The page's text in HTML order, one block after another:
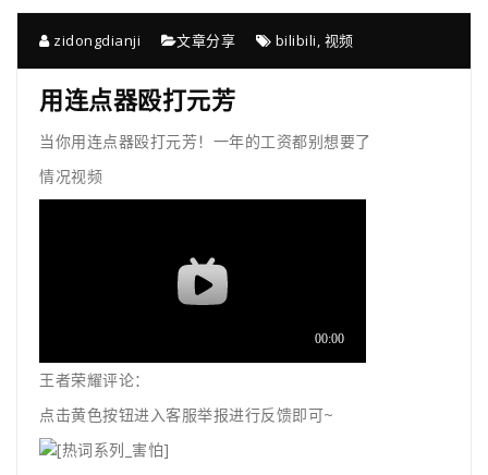
zidongdianji 文章分享 bilibili, 视频
用连点器殴打元芳
当你用连点器殴打元芳！一年的工资都别想要了
情况视频
王者荣耀评论：
点击黄色按钮进入客服举报进行反馈即可~